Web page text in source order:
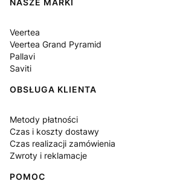
NASZE MARKI
Veertea
Veertea Grand Pyramid
Pallavi
Saviti
OBSŁUGA KLIENTA
Metody płatności
Czas i koszty dostawy
Czas realizacji zamówienia
Zwroty i reklamacje
POMOC